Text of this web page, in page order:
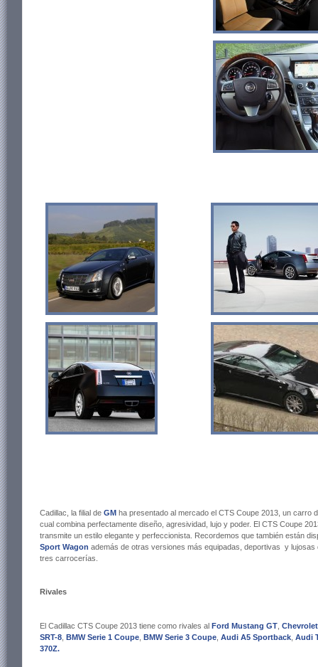
Cadillac, la filial de GM ha presentado al mercado el CTS Coupe 2013, un carro
cual combina perfectamente diseño, agresividad, lujo y poder. El CTS Coupe
transmite un estilo elegante y perfeccionista. Recordemos que también están
Sport Wagon además de otras versiones más equipadas, deportivas y
tres carrocerías.
Rivales
El Cadillac CTS Coupe 2013 tiene como rivales al Ford Mustang GT
SRT-8 BMW Serie 1 Coupe BMW Serie 3 Coupe Audi A5 Sportback Audi
370Z.